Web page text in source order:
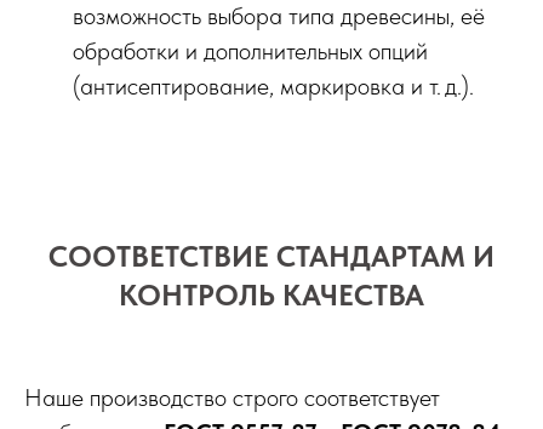
возможность выбора типа древесины, её
обработки и дополнительных опций
(антисептирование, маркировка и т. д.).
СООТВЕТСТВИЕ СТАНДАРТАМ И
КОНТРОЛЬ КАЧЕСТВА
Наше производство строго соответствует